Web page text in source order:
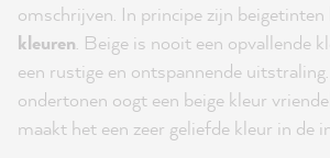
omschrijven. In principe zijn beigetinten
kleuren. Beige is nooit een opvallende
een rustige en ontspannende
ondertonen oogt een beige kleur
maakt het een zeer geliefde kleur in de